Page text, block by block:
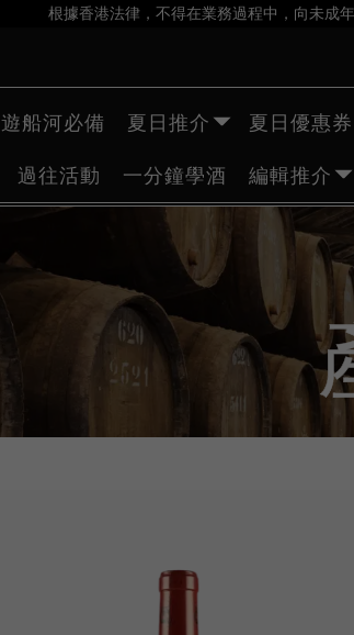
根據香港法律，不得在業務過程中，向未成
遊船河必備 夏日推介 夏日優惠券
過往活動 一分鐘學酒 編輯推介